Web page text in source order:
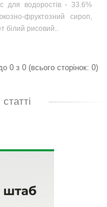
для водоростів - 33.6%
фруктозний сироп,
білий рисовий..
0 з 0 (всього сторінок: 0)